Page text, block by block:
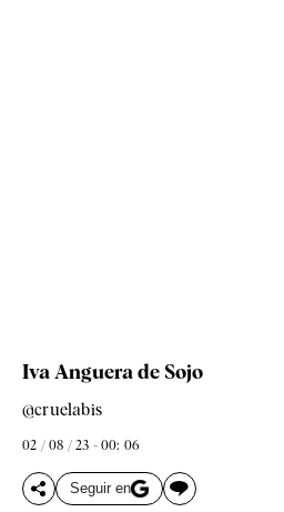
Iva Anguera de Sojo
@cruelabis
02 / 08 / 23 - 00: 06
Seguir en